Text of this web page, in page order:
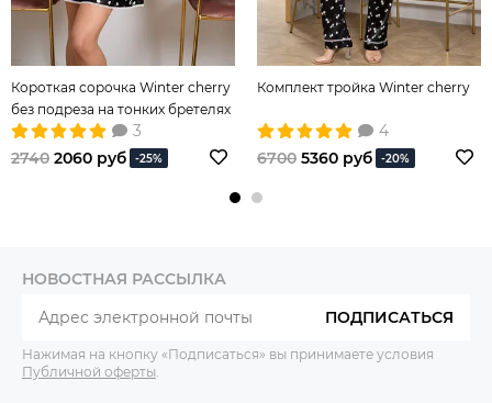
Короткая сорочка Winter cherry
без подреза на тонких бретелях
3
2740 2060 руб -25%
Комплект тройка Winter cherry
4
6700 5360 руб -20%
НОВОСТНАЯ РАССЫЛКА
ПОДПИСАТЬСЯ
Нажимая на кнопку «Подписаться» вы принимаете условия
Публичной оферты